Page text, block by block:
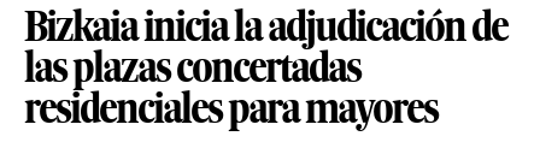
Bizkaia inicia la adjudicación de
las plazas concertadas
residenciales para mayores